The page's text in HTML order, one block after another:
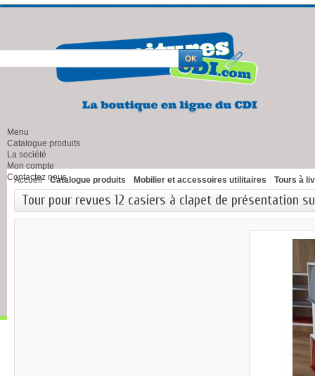
Menu
Catalogue produits
La société
Mon compte
Contactez nous
Accueil Catalogue produits Mobilier et accessoires utilitaires Tours à
Tour pour revues 12 casiers à clapet de présentation